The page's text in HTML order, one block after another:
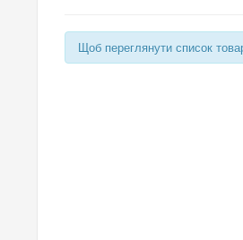
Щоб переглянути список